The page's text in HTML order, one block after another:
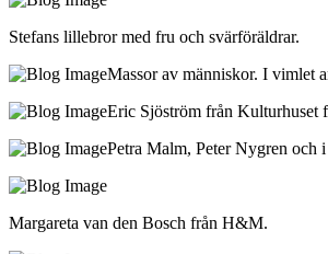
Stefans lillebror med fru och svärföräldrar.
Massor av människor. I vimlet
Eric Sjöström från Kulturhuset
Petra Malm, Peter Nygren och
Margareta van den Bosch från H&M.